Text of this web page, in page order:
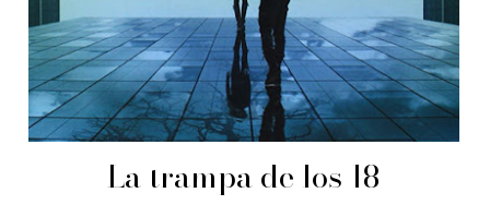
La trampa de los 18